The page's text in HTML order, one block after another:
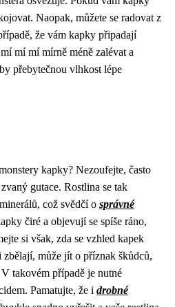
Naopak, můžete se radovat z
že vám kapky připadají
mí mí mírně méně zalévat a
přebytečnou vlhkost lépe
kapky? Nezoufejte, často
gutace. Rostlina se tak
což svědčí o správné
čiré a objevují se spíše ráno,
si však, zda se vzhled kapek
může jít o příznak škůdců,
takovém případě je nutné
Pamatujte, že i drobné